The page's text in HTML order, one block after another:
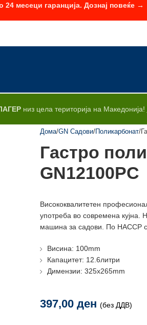
низ цела територија на Македонија!
Дома GN Садови Поликарбонат
Гастро
GN12100PC
Висококвалитетен
употреба во современа
машина за садови. По HACCP
Висина: 100mm
Капацитет: 12.6литри
Димензии: 325x265mm
397,00ден (без ДДВ)
месеци гаранција. Дознај повеќе →